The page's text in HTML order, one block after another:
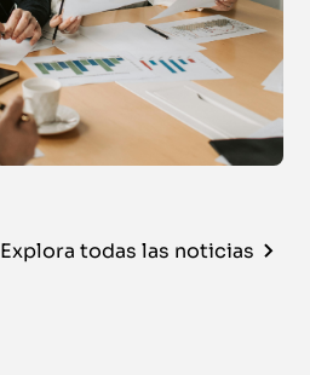
Explora todas las noticias